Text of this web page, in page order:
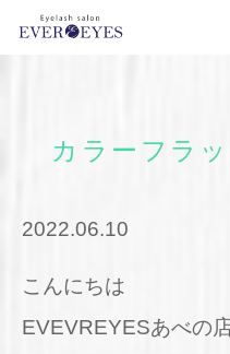
カラーフラ
2022.06.10
こんにちは
EVEVREYESあべ